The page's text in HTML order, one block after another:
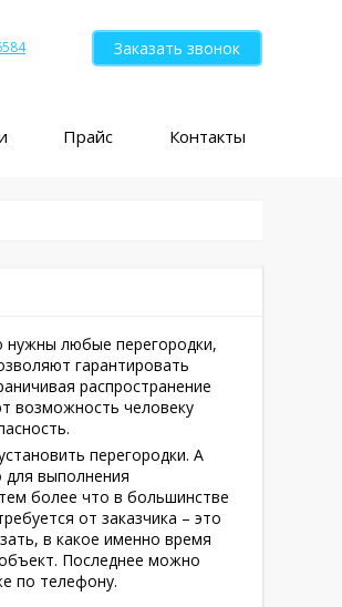
Заказать звонок
Прайс Контакты
нужны любые перегородки,
гарантировать
распространение
возможность человеку
перегородки. А
для выполнения
более что в большинстве
от заказчика – это
в какое именно время
Последнее можно
по телефону.